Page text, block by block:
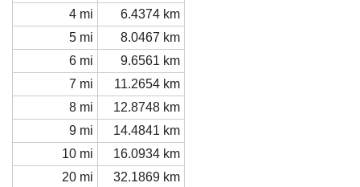
4 mi
6.4374 km
5 mi
8.0467 km
6 mi
9.6561 km
7 mi
11.2654 km
8 mi
12.8748 km
9 mi
14.4841 km
10 mi
16.0934 km
20 mi
32.1869 km